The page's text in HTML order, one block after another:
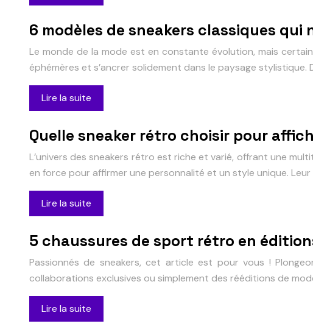
6 modèles de sneakers classiques qui
Le monde de la mode est en constante évolution, mais
éphémères et s’ancrer solidement dans le paysage
Lire la suite
Quelle sneaker rétro choisir pour
L’univers des sneakers rétro est riche et varié, offrant une
en force pour affirmer une personnalité et un style unique.
Lire la suite
5 chaussures de sport rétro en
Passionnés de sneakers, cet article est pour vous !
collaborations exclusives ou simplement des rééditions de
Lire la suite